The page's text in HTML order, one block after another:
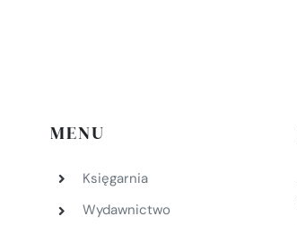
MENU
Księgarnia
Wydawnictwo